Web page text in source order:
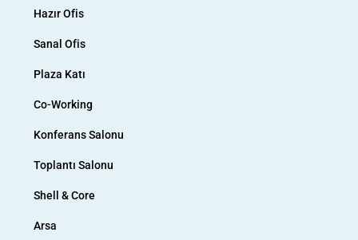
Hazır Ofis
Sanal Ofis
Plaza Katı
Co-Working
Konferans Salonu
Toplantı Salonu
Shell & Core
Arsa